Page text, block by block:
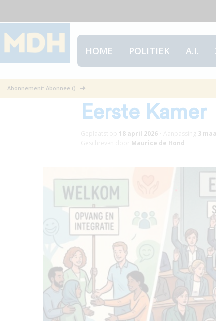
HOME POLITIEK A.I.
Abonnement: Abonnee ()
Meningen
Eerste Kamer
18 april 2026• 3
Maurice de Hond